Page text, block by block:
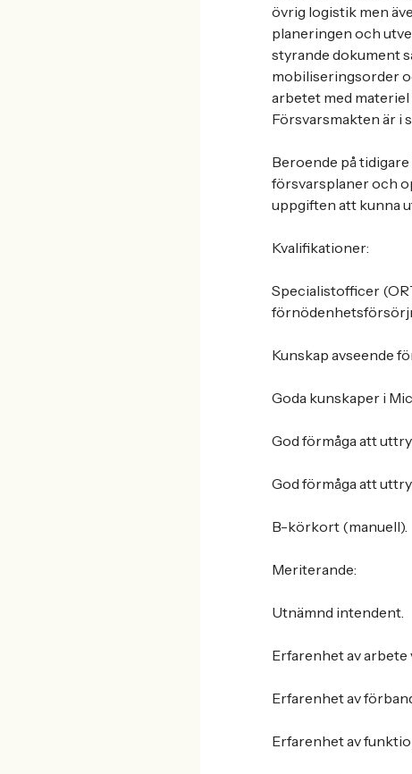
övrig logistik men
planeringen och
styrande dokument
mobiliseringsorder
arbetet med
Försvarsmakten är i
Beroende på
försvarsplaner och
uppgiften att kunna
Kvalifikationer:
Specialistofficer
Kunskap avseende
Goda kunskaper i
God förmåga att
God förmåga att
B-körkort (manuell).
Meriterande:
Utnämnd intendent.
Erfarenhet av arbete
Erfarenhet av
Erfarenhet av